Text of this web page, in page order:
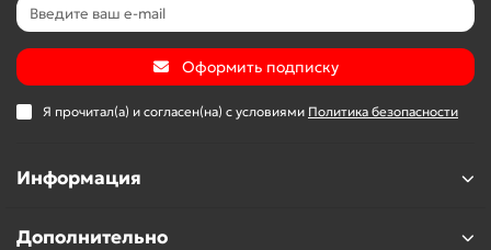
Оформить подписку
Я прочитал(а) и согласен(на) с условиями Политика безопасности
Информация
Дополнительно